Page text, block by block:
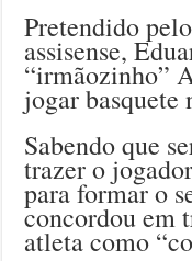
Pretendido
assisense,
“irmãozinho”
jogar basquete
Sabendo que
trazer o
para formar o
concordou em
atleta como